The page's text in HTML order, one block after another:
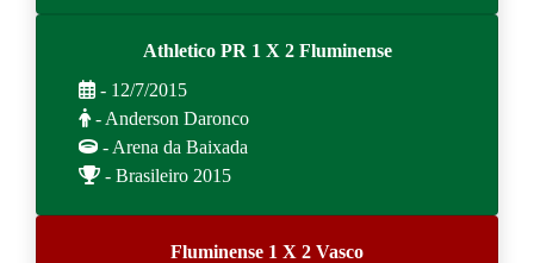
Athletico PR 1 X 2 Fluminense
- 12/7/2015
- Anderson Daronco
- Arena da Baixada
- Brasileiro 2015
Fluminense 1 X 2 Vasco